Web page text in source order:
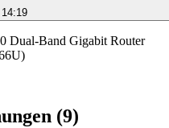
14:19
Dual-Band Gigabit Router
(9)